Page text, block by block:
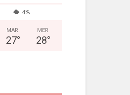
4%
MAR
27°
MER
28°